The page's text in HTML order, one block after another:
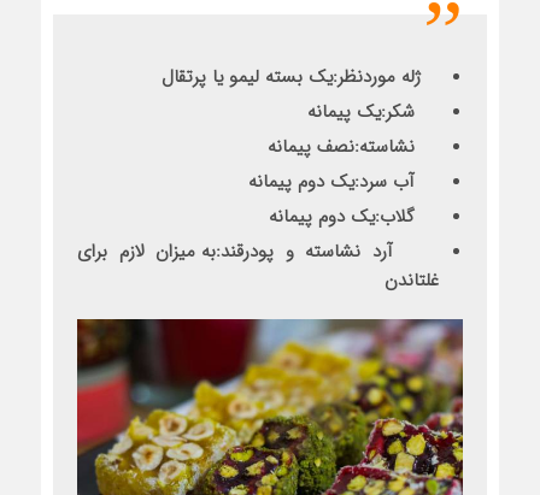
ژله موردنظر:یک بسته لیمو یا پرتقال
شکر:یک پیمانه
نشاسته:نصف پیمانه
آب سرد:یک دوم پیمانه
گلاب:یک دوم پیمانه
آرد نشاسته و پودرقند:به میزان لازم برای
غلتاندن